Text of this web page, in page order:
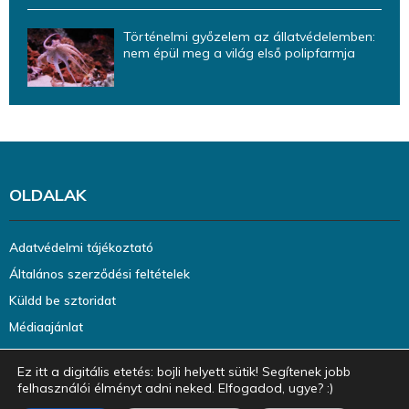
Történelmi győzelem az állatvédelemben:
nem épül meg a világ első polipfarmja
OLDALAK
Adatvédelmi tájékoztató
Általános szerződési feltételek
Küldd be sztoridat
Médiaajánlat
Ez itt a digitális etetés: bojli helyett sütik! Segítenek jobb
felhasználói élményt adni neked. Elfogadod, ugye? :)